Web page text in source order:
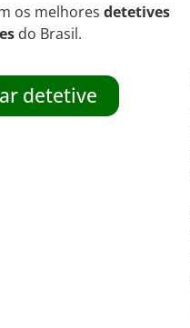
os melhores detetives
do Brasil.
detetive